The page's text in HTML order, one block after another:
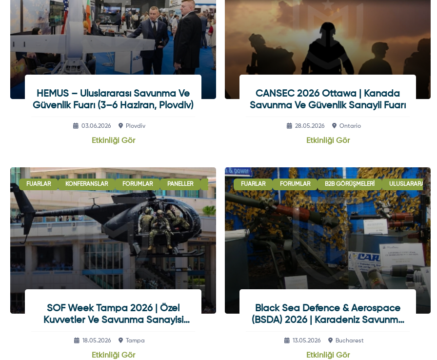
HEMUS – Uluslararası Savunma Ve
Güvenlik Fuarı (3–6 Haziran, Plovdiv)
03.06.2026 Plovdiv
Etkinliği Gör
CANSEC 2026 Ottawa | Kanada
Savunma Ve Güvenlik Sanayii Fuarı
28.05.2026 Ontario
Etkinliği Gör
FUARLAR KONFERANSLAR FORUMLAR PANELLER ZIRVELER B2B GÖRÜŞMELERI ULUSLARARASI İŞBIRLIĞI OTURUMLARI
SOF Week Tampa 2026 | Özel
Kuvvetler Ve Savunma Sanayisi
18.05.2026 Tampa
Etkinliği Gör
FUARLAR FORUMLAR B2B GÖRÜŞMELERI ULUSLARARASI
Black Sea Defence & Aerospace
(BSDA) 2026 | Karadeniz Savunma
13.05.2026 Bucharest
Etkinliği Gör